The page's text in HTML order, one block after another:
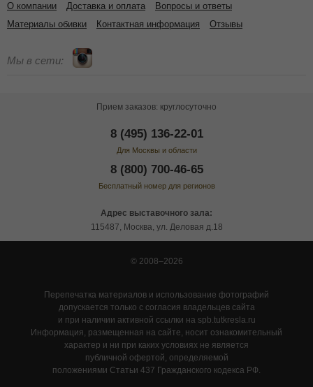
О компании Доставка и оплата
Вопросы и ответы
Материалы обивки
Контактная информация Отзывы
Мы в сети:
Прием заказов: круглосуточно
8 (495) 136-22-01
Для Москвы и области
8 (800) 700-46-65
Бесплатный номер для регионов
Адрес выставочного зала:
115487, Москва, ул. Деловая д.18
© 2008–2026
Перепечатка материалов и использование фотографий
допускается только с согласия владельцев сайта
и при наличии активной ссылки на spb.tutkresla.ru
Информация, размещенная на сайте, носит ознакомительный
характер и ни при каких условиях не является
публичной офертой, определяемой
положениями Статьи 437 Гражданского кодекса РФ.